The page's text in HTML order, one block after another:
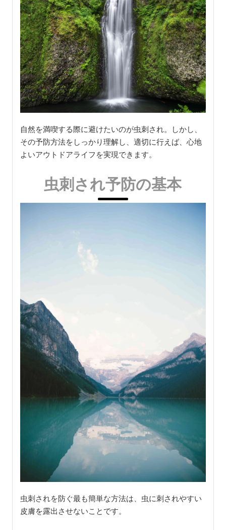
自然を満喫する際に避けたいのが虫刺され。しかし、
その予防方法をしっかり理解し、適切に行えば、心地
よいアウトドアライフを実現できます。
虫刺され予防の基本
虫刺されを防ぐ最も簡単な方法は、虫に刺されやすい
皮膚を露出させないことです。